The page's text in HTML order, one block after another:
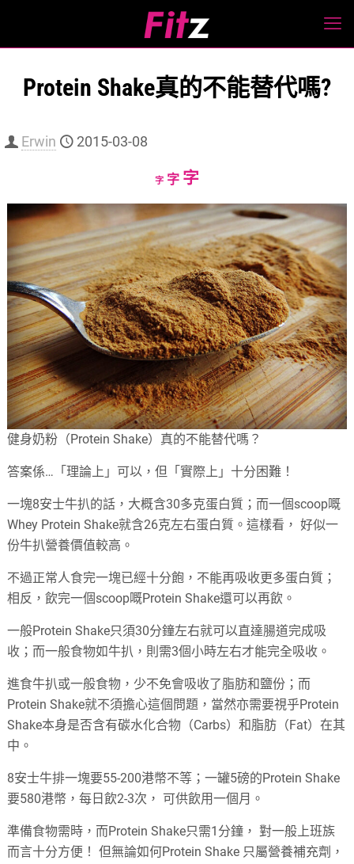
Protein Shake真的不能替代嗎?
Erwin 2015-03-08
字Decrease
size.
字Reset
size.
字Increase
size.
健身奶粉（Protein Shake）真的不能替代嗎？
答案係…「理論上」可以，但「實際上」十分困難！
一塊8安士牛扒的話，大概含30多克蛋白質；而一個scoop嘅
Whey Protein Shake就含26克左右蛋白質。這樣看， 好似一
份牛扒營養價值較高。
不過正常人食完一塊已經十分飽，不能再吸收更多蛋白質；
相反，飲完一個scoop嘅Protein Shake還可以再飲。
一般Protein Shake只須30分鐘左右就可以直達腸道完成吸
收；而一般食物如牛扒，則需3個小時左右才能完全吸收。
進食牛扒或一般食物，少不免會吸收了脂肪和鹽份；而
Protein Shake就不須擔心這個問題，當然亦需要視乎Protein
Shake本身是否含有碳水化合物（Carbs）和脂肪（Fat）在其
中。
8安士牛排一塊要55-200港幣不等；一罐5磅的Protein Shake
要580港幣，每日飲2-3次， 可供飲用一個月。
準備食物需時，而Protein Shake只需1分鐘， 對一般上班族
而言十分方便！ 但無論如何Protein Shake 只屬營養補充劑，